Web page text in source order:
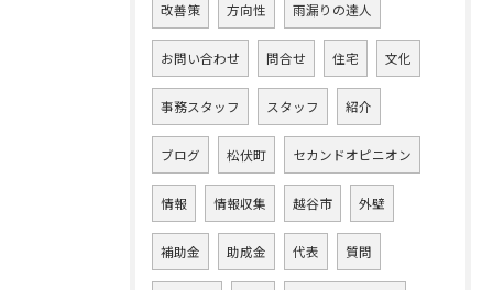
改善策 方向性 雨漏りの達人
お問い合わせ 問合せ 住宅 文化
事務スタッフ スタッフ 紹介
ブログ 松伏町 セカンドオピニオン
情報 情報収集 越谷市 外壁
補助金 助成金 代表 質問